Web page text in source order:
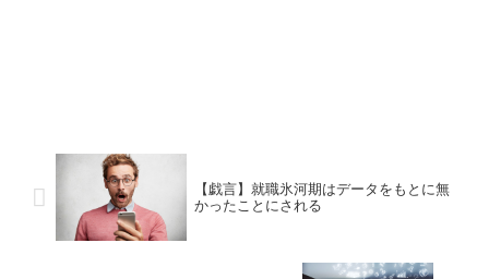
【戯言】就職氷河期はデータをもとに無
かったことにされる